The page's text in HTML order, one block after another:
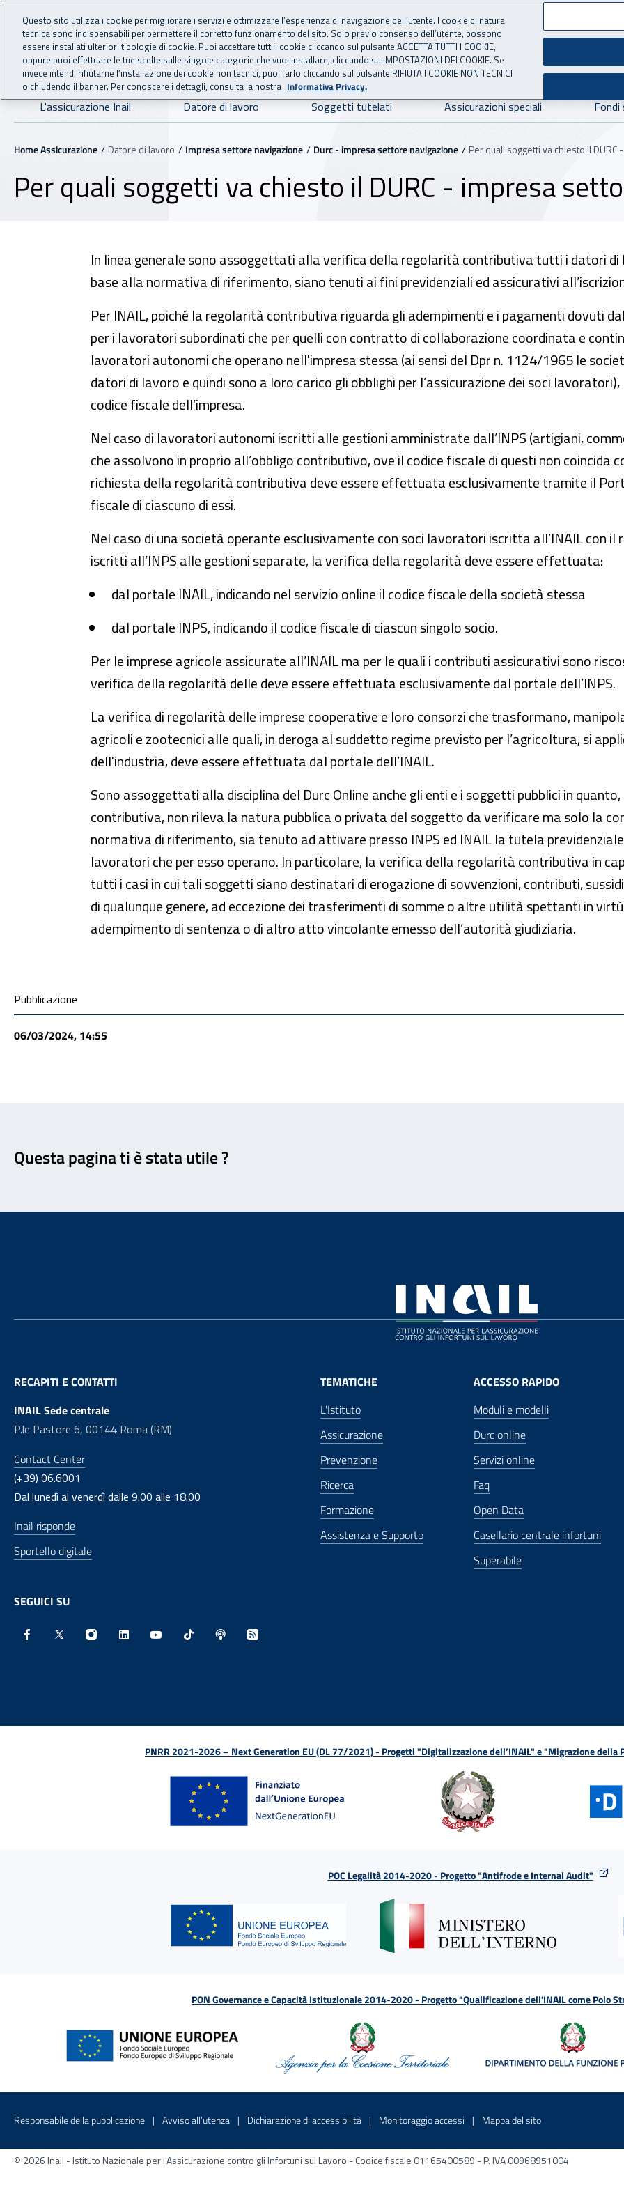
Vai al menu principale
Vai al contenuto principale
INAIL - Istituto Nazionale per l'Assicurazione
ASSICURAZIONE
Navigazione principale
L'assicurazione Inail Datore di lavoro Soggetti tutelati Assicurazioni speciali Fondi
Navigazione - Ti trovi in:
Home Assicurazione Datore di lavoro Impresa settore navigazione Durc - impresa settore navigazione Per quali soggetti va chiesto il
Per quali soggetti va chiesto il DURC - impresa
In linea generale sono assoggettati alla verifica della regolarità contributiva tutti i datori
base alla normativa di riferimento, siano tenuti ai fini previdenziali ed assicurativi
Per INAIL, poiché la regolarità contributiva riguarda gli adempimenti e i pagamenti dovuti
per i lavoratori subordinati che per quelli con contratto di collaborazione coordinata e
lavoratori autonomi che operano nell'impresa stessa (ai sensi del Dpr n. 1124/1965 le
datori di lavoro e quindi sono a loro carico gli obblighi per l’assicurazione dei soci
codice fiscale dell’impresa.
Nel caso di lavoratori autonomi iscritti alle gestioni amministrate dall’INPS (artigiani,
che assolvono in proprio all’obbligo contributivo, ove il codice fiscale di questi non coincida
richiesta della regolarità contributiva deve essere effettuata esclusivamente tramite il
fiscale di ciascuno di essi.
Nel caso di una società operante esclusivamente con soci lavoratori iscritta all’INAIL con il
iscritti all’INPS alle gestioni separate, la verifica della regolarità deve essere effettuata:
dal portale INAIL, indicando nel servizio online il codice fiscale della società stessa
dal portale INPS, indicando il codice fiscale di ciascun singolo socio.
Per le imprese agricole assicurate all’INAIL ma per le quali i contributi assicurativi sono
verifica della regolarità delle deve essere effettuata esclusivamente dal portale dell’INPS.
La verifica di regolarità delle imprese cooperative e loro consorzi che trasformano,
agricoli e zootecnici alle quali, in deroga al suddetto regime previsto per l’agricoltura, si
dell'industria, deve essere effettuata dal portale dell’INAIL.
Sono assoggettati alla disciplina del Durc Online anche gli enti e i soggetti pubblici in
contributiva, non rileva la natura pubblica o privata del soggetto da verificare ma solo la
normativa di riferimento, sia tenuto ad attivare presso INPS ed INAIL la tutela
lavoratori che per esso operano. In particolare, la verifica della regolarità contributiva in
tutti i casi in cui tali soggetti siano destinatari di erogazione di sovvenzioni, contributi,
di qualunque genere, ad eccezione dei trasferimenti di somme o altre utilità spettanti in virtù
adempimento di sentenza o di altro atto vincolante emesso dell’autorità giudiziaria.
Condivisione social
Pubblicazione
06/03/2024, 14:55
Questa pagina ti è stata utile ?
RECAPITI E CONTATTI
INAIL Sede centrale
P.le Pastore 6, 00144 Roma (RM)
Contact Center
(+39) 06.6001
Dal lunedì al venerdì dalle 9.00 alle 18.00
Inail risponde
Sportello digitale
SEGUICI SU
TEMATICHE
L'Istituto
Assicurazione
Prevenzione
Ricerca
Formazione
Assistenza e Supporto
ACCESSO RAPIDO
Moduli e modelli
Durc online
Servizi online
Faq
Open Data
Casellario centrale infortuni
Superabile
PNRR 2021-2026 – Next Generation EU (DL 77/2021) - Progetti "Digitalizzazione dell’INAIL" e "Migrazione della
POC Legalità 2014-2020 - Progetto "Antifrode e Internal Audit"
PON Governance e Capacità Istituzionale 2014-2020 - Progetto "Qualificazione dell'INAIL come Polo
Menu di servizio
Responsabile della pubblicazione Sito interno - Apre in una nuova finestra
Avviso all’utenza Sito interno - Apre in una nuova finestra
Dichiarazione di accessibilità Sito interno - Apre in una nuova finestra
Monitoraggio accessi Sito interno - Apre in una nuova
Mappa del sitoSito interno - Apre
© 2026 Inail - Istituto Nazionale per l'Assicurazione contro gli Infortuni sul Lavoro - Codice fiscale 01165400589 - P. IVA 00968951004
Questo sito utilizza i cookie per migliorare i servizi e ottimizzare l’esperienza di navigazione dell’utente. I cookie di natura
tecnica sono indispensabili per permettere il corretto funzionamento del sito. Solo previo consenso dell’utente, possono
essere installati ulteriori tipologie di cookie. Puoi accettare tutti i cookie cliccando sul pulsante ACCETTA TUTTI I COOKIE,
oppure puoi effettuare le tue scelte sulle singole categorie che vuoi installare, cliccando su IMPOSTAZIONI DEI COOKIE. Se
invece intendi rifiutarne l’installazione dei cookie non tecnici, puoi farlo cliccando sul pulsante RIFIUTA I COOKIE NON TECNICI
o chiudendo il banner. Per conoscere i dettagli, consulta la nostra Informativa Privacy.